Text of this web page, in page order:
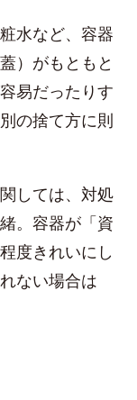
水など、容器
）がもともと
易だったりす
の捨て方に則
しては、対処
。容器が「資
度きれいにし
ない場合は